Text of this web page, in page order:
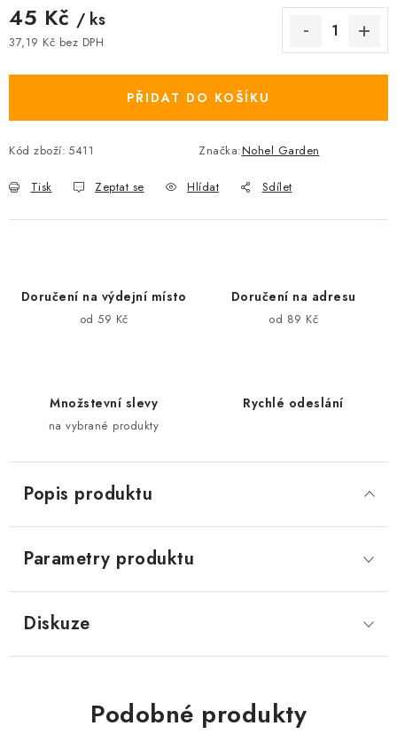
Podmínky ochrany osobních údajů
Mapa serveru Kontakt
45 Kč / ks
37,19 Kč bez DPH
PŘIDAT DO KOŠÍKU
Kód zboží: 5411 Značka:Nohel Garden
Tisk Zeptat se Hlídat Sdílet
Doručení na výdejní místo
od 59 Kč
Doručení na adresu
od 89 Kč
Množstevní slevy
na vybrané produkty
Rychlé odeslání
Popis produktu
Parametry produktu
Diskuze
Podobné produkty